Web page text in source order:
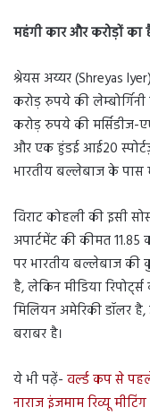
महंगी कार और करोड़ों का
श्रेयस अय्यर (Shreyas
करोड़ रुपये की
करोड़ रुपये की
और एक हुंडई आई20
भारतीय बल्लेबाज के पास
विराट कोहली की इसी
अपार्टमेंट की कीमत
पर भारतीय बल्लेबाज
है, लेकिन मीडिया
मिलियन अमेरिकी डॉलर
बराबर है।
ये भी पढ़ें- वर्ल्ड कप से
नाराज इंजमाम रिव्यू